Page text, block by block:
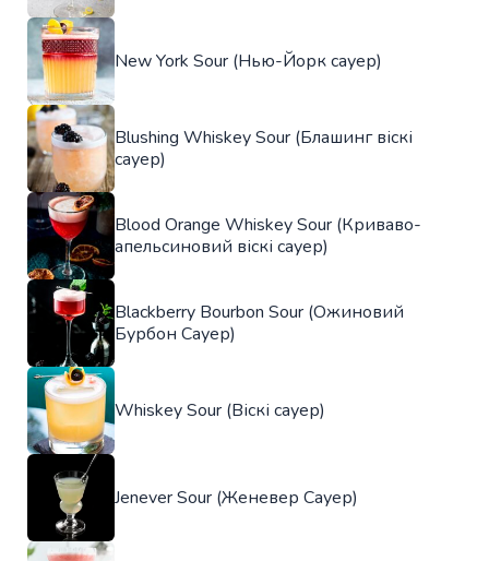
New York Sour (Нью-Йорк сауер)
Blushing Whiskey Sour (Блашинг віскі
сауер)
Blood Orange Whiskey Sour (Криваво-
апельсиновий віскі сауер)
Blackberry Bourbon Sour (Ожиновий
Бурбон Сауер)
Whiskey Sour (Віскі сауер)
Jenever Sour (Женевер Сауер)